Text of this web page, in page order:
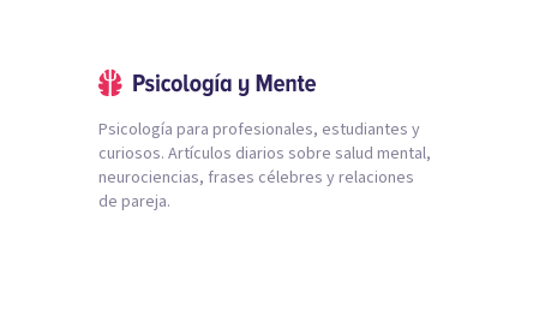
Psicología para profesionales, estudiantes y
curiosos. Artículos diarios sobre salud mental,
neurociencias, frases célebres y relaciones
de pareja.